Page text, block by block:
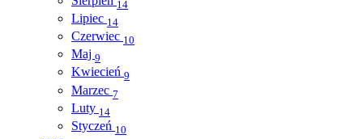
14
Lipiec 14
Czerwiec 10
Maj 9
Kwiecień 9
Marzec 7
Luty 14
Styczeń 10